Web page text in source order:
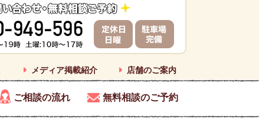
メディア掲載紹介 店舗のご案内
ご相談の流れ 無料相談のご予約